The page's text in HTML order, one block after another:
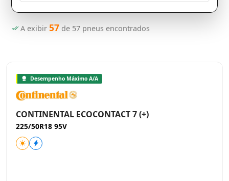
A exibir 57 de 57 pneus encontrados
Desempenho Máximo A/A
CONTINENTAL ECOCONTACT 7 (+)
225/50R18 95V